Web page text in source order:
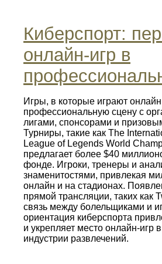
Киберспорт:
онлайн-игр в
Игры, в которые играют
профессиональную сцену с
лигами, спонсорами и
Турниры, такие как The
League of Legends World
предлагает более $40
фонде. Игроки, тренеры и
знаменитостями, привлекая
онлайн и на стадионах.
прямой трансляции, таких как
связь между болельщиками и
ориентация киберспорта
и укрепляет место онлайн-игр
индустрии развлечений.